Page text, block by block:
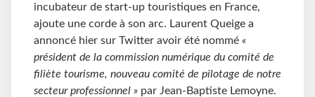
incubateur de start-up touristiques en France,
ajoute une corde à son arc. Laurent Queige a
annoncé hier sur Twitter avoir été nommé «
président de la commission numérique du comité de
filiète tourisme, nouveau comité de pilotage de notre
secteur professionnel » par Jean-Baptiste Lemoyne.